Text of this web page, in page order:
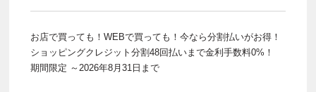
お店で買っても！WEBで買っても！今なら分割払いがお得！
ショッピングクレジット分割48回払いまで金利手数料0%！
期間限定 ～2026年8月31日まで